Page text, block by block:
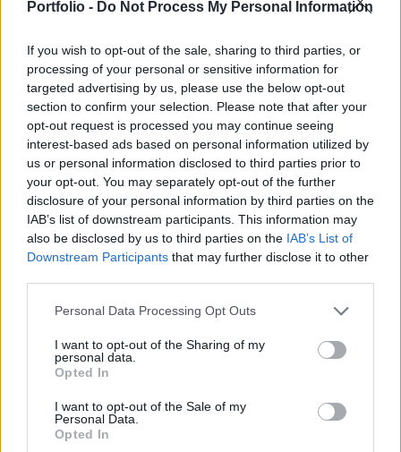
Portfolio - Do Not Process My Personal Information
If you wish to opt-out of the sale, sharing to third parties, or
processing of your personal or sensitive information for
targeted advertising by us, please use the below opt-out
section to confirm your selection. Please note that after your
opt-out request is processed you may continue seeing
interest-based ads based on personal information utilized by
us or personal information disclosed to third parties prior to
your opt-out. You may separately opt-out of the further
disclosure of your personal information by third parties on the
IAB’s list of downstream participants. This information may
also be disclosed by us to third parties on the IAB’s List of
Downstream Participants that may further disclose it to other
Personal Data Processing Opt Outs
I want to opt-out of the Sharing of my
personal data.
Opted In
I want to opt-out of the Sale of my
Personal Data.
Opted In
területén - nyilatkozta a cég vezérigazgatója,
A cégvezető elmondta azt is, hogy az idei évben 1 mrd Ft-
os árbevételt tervez a társaság, ami kiemelkedő második
félévet jelent, tekintve hogy az első 6 hónapban a cég 130
milliós bevételt ért el. Nem szabad azonban elfeledkezni a
cég elmúlt időszakban tető alá hozott akvizícióiról sem,
mindazonáltal ezek mellett is igen jelentősnek hangzik az 1
mrd Ft-os bevétel...
KEDVES OLVASÓNK!
A keresett cikk a portfolio.hu hírarchívumához
tartozik, melynek olvasása előfizetéses
Az előfizetés a következőket tartalmazza:
Kötéslisták: BÉT elmúlt 2 év napon belüli
kötéslistái